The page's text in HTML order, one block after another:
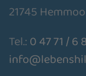
21745
Tel.:0 47 71 / 6